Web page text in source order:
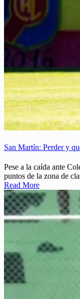
San Martín: Perder y
Pese a la caída ante
puntos de la zona de
Read More